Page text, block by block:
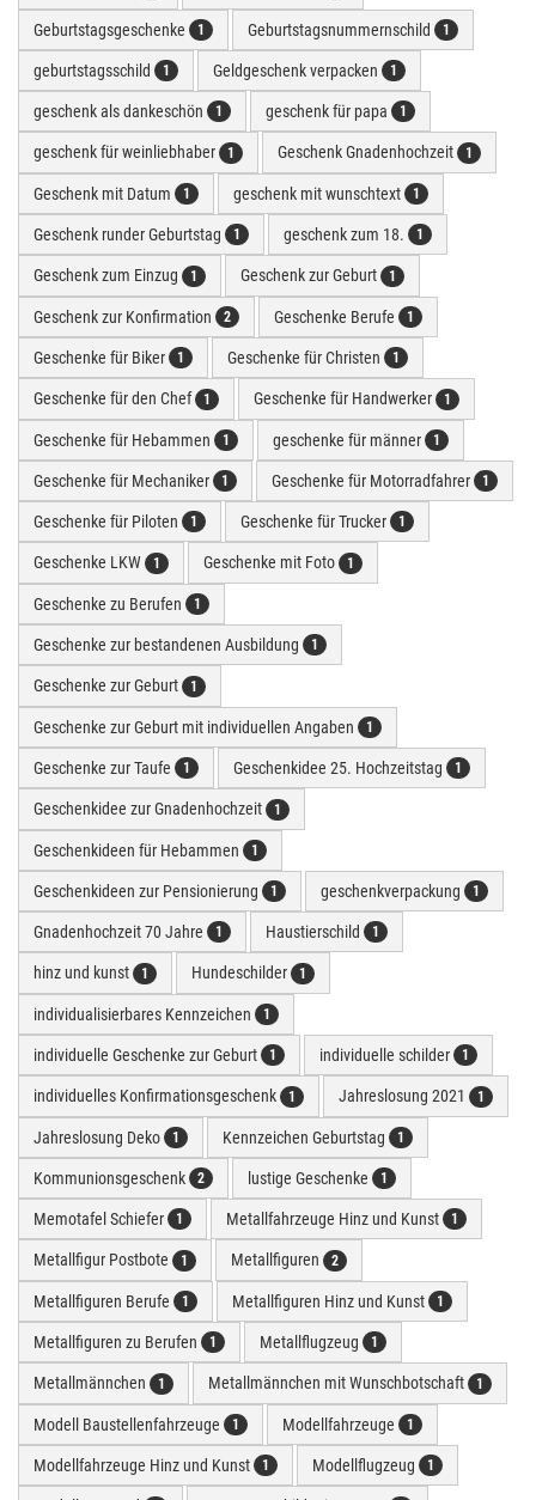
Geburtstagsgeschenke 1 Geburtstagsnummernschild 1
geburtstagsschild 1 Geldgeschenk verpacken 1
geschenk als dankeschön 1 geschenk für papa 1
geschenk für weinliebhaber 1 Geschenk Gnadenhochzeit 1
Geschenk mit Datum 1 geschenk mit wunschtext 1
Geschenk runder Geburtstag 1 geschenk zum 18. 1
Geschenk zum Einzug 1 Geschenk zur Geburt 1
Geschenk zur Konfirmation 2 Geschenke Berufe 1
Geschenke für Biker 1 Geschenke für Christen 1
Geschenke für den Chef 1 Geschenke für Handwerker 1
Geschenke für Hebammen 1 geschenke für männer 1
Geschenke für Mechaniker 1 Geschenke für Motorradfahrer 1
Geschenke für Piloten 1 Geschenke für Trucker 1
Geschenke LKW 1 Geschenke mit Foto 1
Geschenke zu Berufen 1
Geschenke zur bestandenen Ausbildung 1
Geschenke zur Geburt 1
Geschenke zur Geburt mit individuellen Angaben 1
Geschenke zur Taufe 1 Geschenkidee 25. Hochzeitstag 1
Geschenkidee zur Gnadenhochzeit 1
Geschenkideen für Hebammen 1
Geschenkideen zur Pensionierung 1 geschenkverpackung 1
Gnadenhochzeit 70 Jahre 1 Haustierschild 1
hinz und kunst 1 Hundeschilder 1
individualisierbares Kennzeichen 1
individuelle Geschenke zur Geburt 1 individuelle schilder 1
individuelles Konfirmationsgeschenk 1 Jahreslosung 2021 1
Jahreslosung Deko 1 Kennzeichen Geburtstag 1
Kommunionsgeschenk 2 lustige Geschenke 1
Memotafel Schiefer 1 Metallfahrzeuge Hinz und Kunst 1
Metallfigur Postbote 1 Metallfiguren 2
Metallfiguren Berufe 1 Metallfiguren Hinz und Kunst 1
Metallfiguren zu Berufen 1 Metallflugzeug 1
Metallmännchen 1 Metallmännchen mit Wunschbotschaft 1
Modell Baustellenfahrzeuge 1 Modellfahrzeuge 1
Modellfahrzeuge Hinz und Kunst 1 Modellflugzeug 1